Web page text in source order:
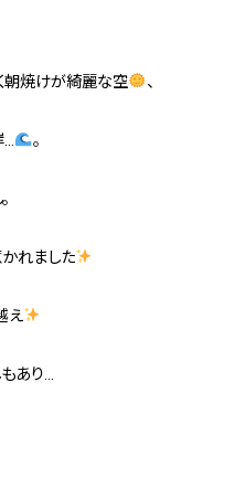
朝焼けが綺麗な空 、
… 。
れました
え
あり…